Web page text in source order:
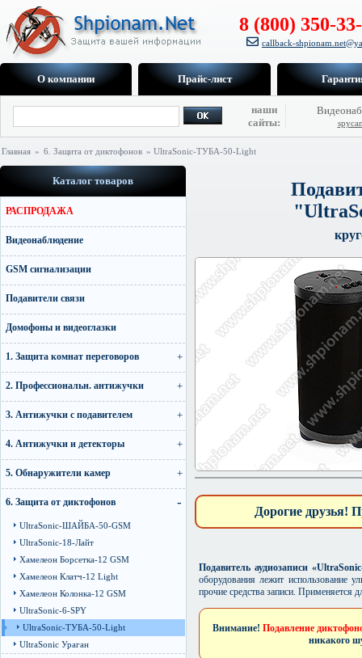
8 (800) 350-
callback-
О компании Прайс-лист
наши
сайты:
Главная » 6. Защита от диктофонов » UltraSonic-ТУБА-50-Light
Каталог товаров
РАСПРОДАЖА
Видеонаблюдение
GSM сигнализации
Подавители связи
Домофоны и видеоглазки
1. Защита комнат переговоров
2. Профессиональн. антижучки
3. Антижучки с подавителем
4. Антижучки и детекторы
5. Обнаружители камер
6. Защита от диктофонов
UltraSonic-ШАЙБА-50-GSM
UltraSonic-18-Лайт
Хамелеон Борсетка-12 GSM
Хамелеон Клатч-12 Light
Хамелеон Колонка-12 GSM
UltraSonic-6-SPY
UltraSonic-ТУБА-50-Light
UltraSonic Ураган
Дорогие друзья!
Подавитель аудиозаписи
оборудования лежит использование
прочие средства записи. Применяется
Внимание! Подавление
никакого